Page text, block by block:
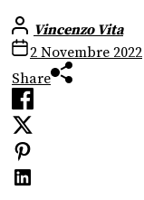
Vincenzo Vita
2 Novembre 2022
Share